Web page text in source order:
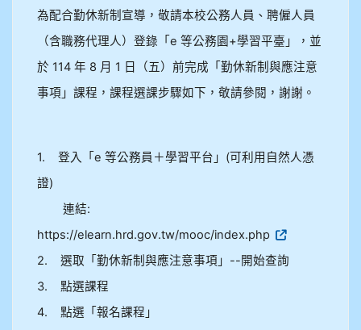
908彭主豪
909林柏翰
909林朝智
910謝尚橙
910呂芃澔
910溫婕伶
911王祉傑
為配合勤休新制宣導，敬請本校公務人員、聘僱人員
（含職務代理人）登錄「e 等公務園+學習平臺」，並
於 114 年 8 月 1 日（五）前完成「勤休新制與應注意
事項」課程，課程選課步驟如下，敬請參閱，謝謝。
1. 登入「e 等公務員＋學習平台」(可利用自然人憑
證)
連結:
https://elearn.hrd.gov.tw/mooc/index.php
2. 選取「勤休新制與應注意事項」--開始查詢
3. 點選課程
4. 點選「報名課程」